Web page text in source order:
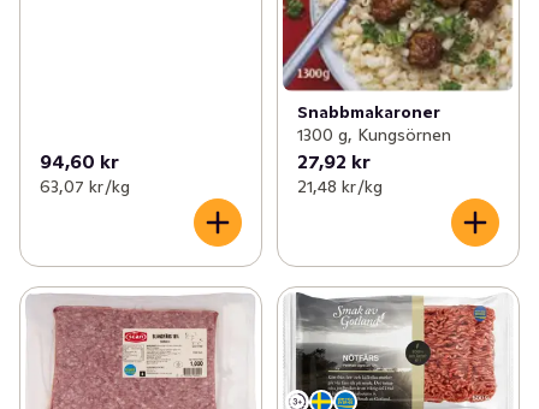
94,60 kr
63,07 kr /kg
Snabbmakaroner
1300 g, Kungsörnen
27,92 kr
21,48 kr /kg